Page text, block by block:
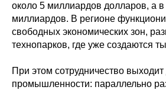
около 5 миллиардов долларов, а
миллиардов. В регионе
свободных экономических зон,
технопарков, где уже создаются
При этом сотрудничество
промышленности: параллельно